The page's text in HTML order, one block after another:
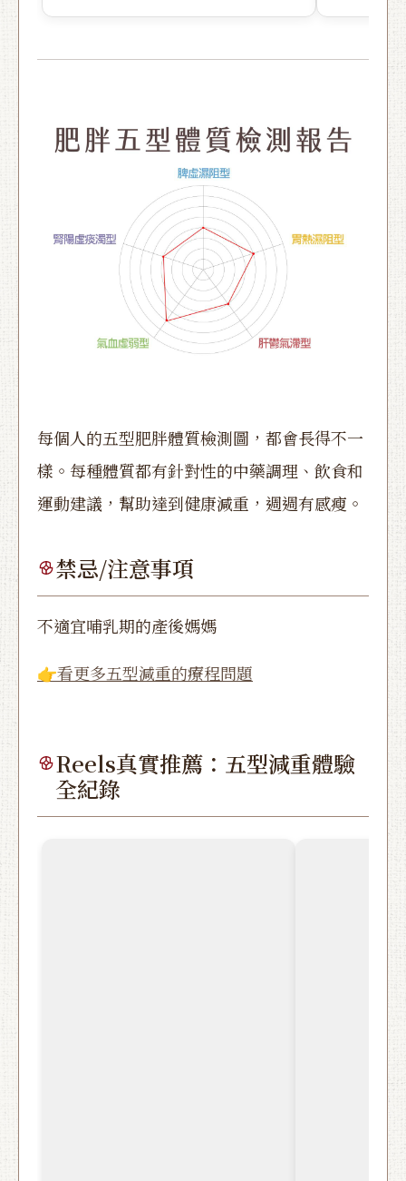
每個人的五型肥胖體質檢測圖，都會長得不一
樣。每種體質都有針對性的中藥調理、飲食和
運動建議，幫助達到健康減重，週週有感瘦。
禁忌/注意事項
不適宜哺乳期的產後媽媽
👉看更多五型減重的療程問題
Reels真實推薦：五型減重體驗
全紀錄